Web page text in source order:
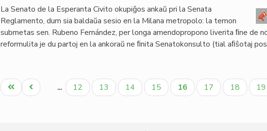
La Senato de la Esperanta Civito okupiĝos ankaŭ pri la Senata
Reglamento, dum sia baldaŭa sesio en la Milana metropolo: la temon
submetas sen. Rubeno Fernández, per longa amendopropono liverita ﬁne de
reformulita je du partoj en la ankoraŭ ne ﬁnita Senatokonsulto (tial aﬁŝotaj
Pagination
Unua
paĝo
Antaŭa
paĝo
… Paĝo
12 Paĝo
13 Paĝo
14 Paĝo
15
Aktuala
paĝo
16 Paĝo
17 Paĝo
18 19